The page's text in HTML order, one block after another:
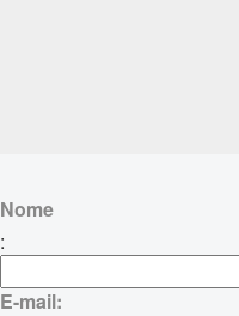
Nome
:
E-mail: